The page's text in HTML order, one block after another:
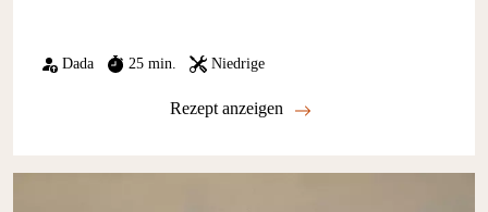
Dada 25 min. Niedrige
Rezept anzeigen